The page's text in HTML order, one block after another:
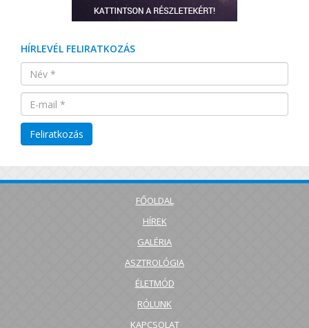
HÍRLEVÉL FELIRATKOZÁS
FŐOLDAL
HÍREK
GALÉRIA
ASZTROLÓGIA
ÉLETMÓD
RÓLUNK
KAPCSOLAT